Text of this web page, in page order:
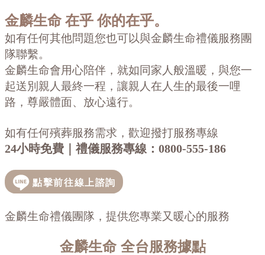
金麟生命在乎 你的在乎。
如有任何其他問題您也可以與金麟生命禮儀服務團
隊聯繫。
金麟生命會用心陪伴，就如同家人般溫暖，與您一
起送別親人最終一程，讓親人在人生的最後一哩
路，尊嚴體面、放心遠行。
如有任何殯葬服務需求，歡迎撥打服務專線
24小時免費｜禮儀服務專線： 0800-555-186
金麟生命禮儀團隊，提供您專業又暖心的服務
金麟生命 全台服務據點